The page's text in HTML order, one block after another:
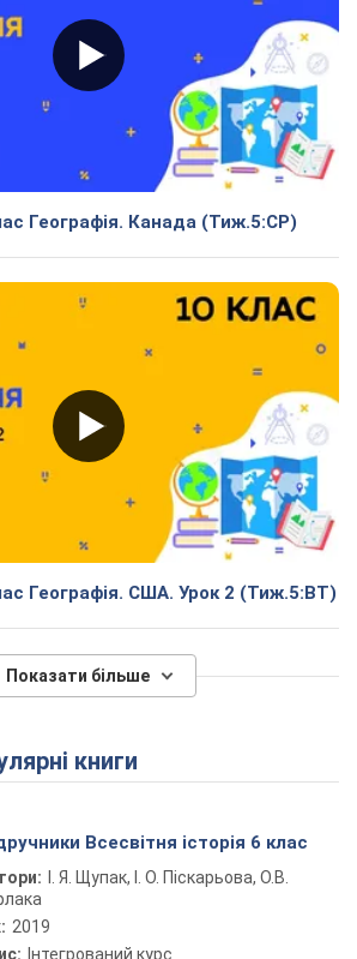
Географія. Канада (Тиж.5:СР)
Географія. США. Урок 2 (Тиж.5:ВТ)
Показати більше
книги
Всесвітня історія 6 клас
І. Я. Щупак, І. О. Піскарьова, О.В.
2019
Інтегрований курс